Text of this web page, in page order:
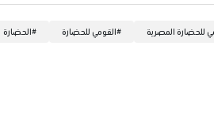
للحضارة المصرية #القومي للحضارة #الحضارة